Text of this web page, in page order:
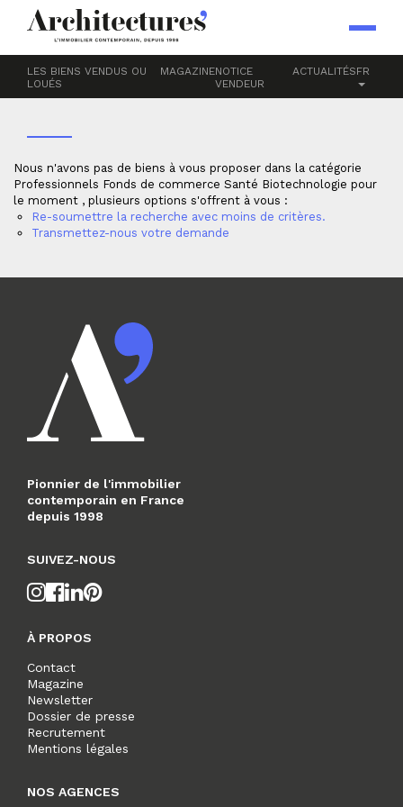
LES BIENS VENDUS OU
LOUÉS
MAGAZINENOTICE
VENDEUR
ACTUALITÉSFR
Accueil Professionnels
BIOTECHNOLOGIE
Nous n'avons pas de biens à vous proposer dans la catégorie
Professionnels Fonds de commerce Santé Biotechnologie pour
le moment , plusieurs options s'offrent à vous :
Re-soumettre la recherche avec moins de critères.
Transmettez-nous votre demande
Pionnier de l'immobilier
contemporain en France
depuis 1998
SUIVEZ-NOUS
À PROPOS
Contact
Magazine
Newsletter
Dossier de presse
Recrutement
Mentions légales
NOS AGENCES